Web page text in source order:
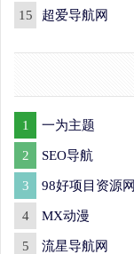
15 超爱导航网
1 一为主题
2 SEO导航
3 98好项目资源网
4 MX动漫
5 流星导航网